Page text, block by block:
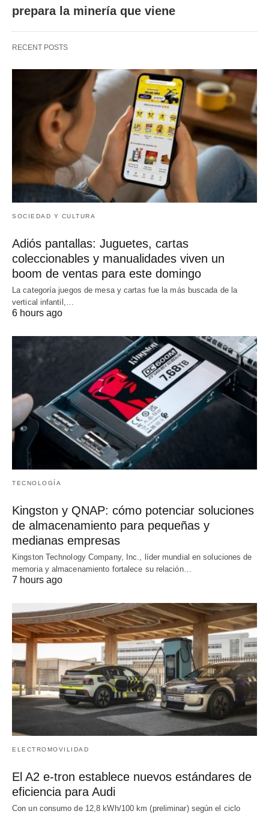
prepara la minería que viene
RECENT POSTS
SOCIEDAD Y CULTURA
Adiós pantallas: Juguetes, cartas
coleccionables y manualidades viven un
boom de ventas para este domingo
La categoría juegos de mesa y cartas fue la más buscada de la
vertical infantil,…
6 hours ago
TECNOLOGÍA
Kingston y QNAP: cómo potenciar soluciones
de almacenamiento para pequeñas y
medianas empresas
Kingston Technology Company, Inc., líder mundial en soluciones de
memoria y almacenamiento fortalece su relación…
7 hours ago
ELECTROMOVILIDAD
El A2 e-tron establece nuevos estándares de
eficiencia para Audi
Con un consumo de 12,8 kWh/100 km (preliminar) según el ciclo